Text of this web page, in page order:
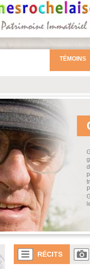
RÉCITS
TÉMOINS